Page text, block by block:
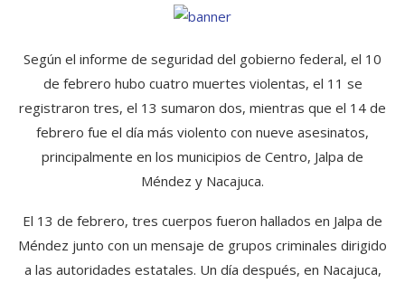
Según el informe de seguridad del gobierno federal, el 10
de febrero hubo cuatro muertes violentas, el 11 se
registraron tres, el 13 sumaron dos, mientras que el 14 de
febrero fue el día más violento con nueve asesinatos,
principalmente en los municipios de Centro, Jalpa de
Méndez y Nacajuca.
El 13 de febrero, tres cuerpos fueron hallados en Jalpa de
Méndez junto con un mensaje de grupos criminales dirigido
a las autoridades estatales. Un día después, en Nacajuca,